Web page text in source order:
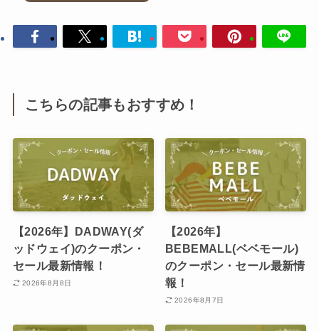
こちらの記事もおすすめ！
【2026年】DADWAY(ダ
ッドウェイ)のクーポン・
セール最新情報！
2026年8月8日
【2026年】
BEBEMALL(ベベモール)
のクーポン・セール最新情
報！
2026年8月7日